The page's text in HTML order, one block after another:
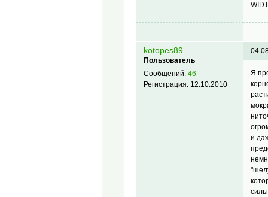
kotopes89
Пользователь
Сообщений:46
Регистрация: 12.10.2010
Я
и